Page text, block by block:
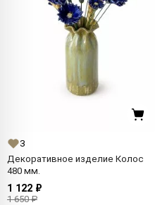
3
Декоративное изделие Колос
480 мм.
1 122 ₽
1 650 ₽